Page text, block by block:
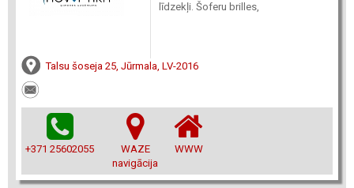
līdzekļi. Šoferu brilles,
Talsu šoseja 25, Jūrmala, LV-2016
+371 25602055
WAZE
navigācija
WWW